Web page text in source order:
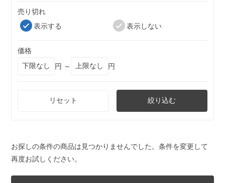
売り切れ
表示する
表示しない
価格
円 ～
円
リセット 絞り込む
お探しの条件の商品は見つかりませんでした。条件を変更して
再度お試しください。